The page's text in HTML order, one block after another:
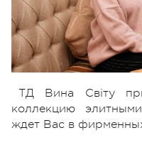
ТД Вина Свiту
коллекцию
ждет Вас в